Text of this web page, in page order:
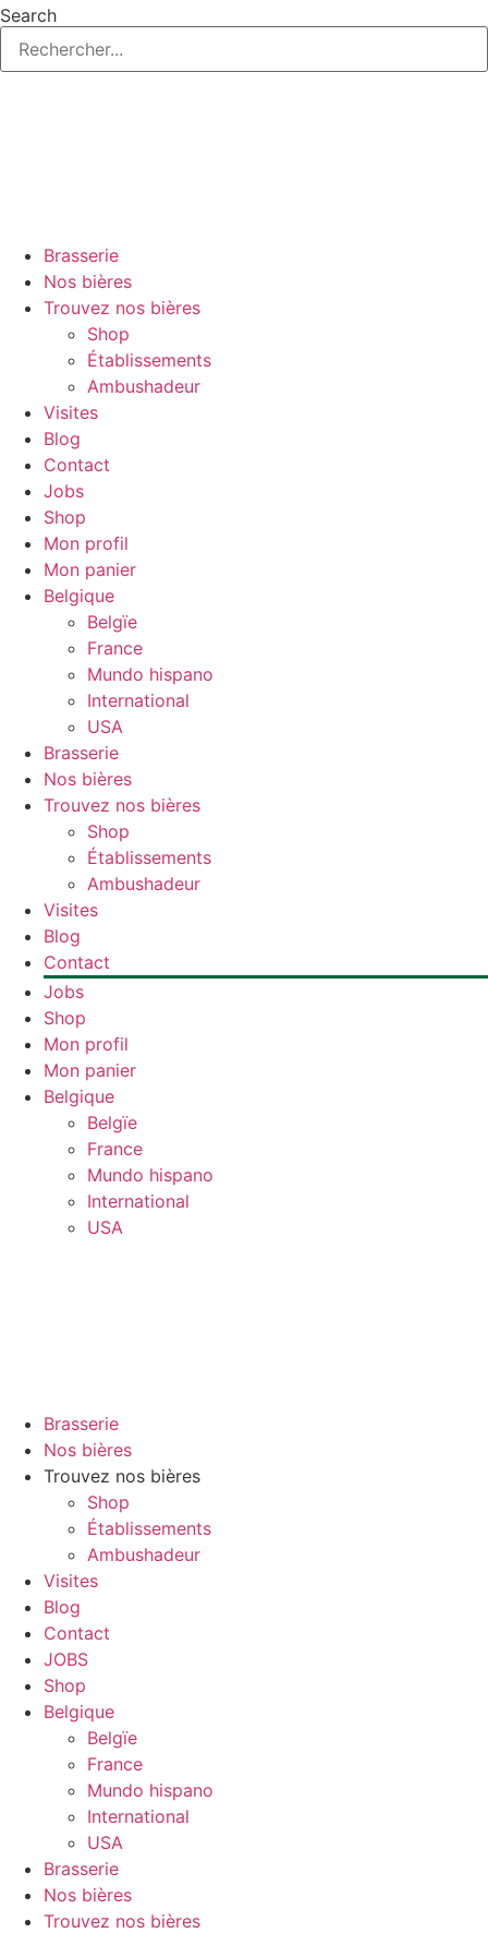
Aller
contenu
Search
Brasserie
Nos bières
Trouvez nos bières
Shop
Établissements
Ambushadeur
Visites
Blog
Contact
Jobs
Shop
Mon profil
Mon panier
Belgique
Belgïe
France
Mundo hispano
International
USA
Brasserie
Nos bières
Trouvez nos bières
Shop
Établissements
Ambushadeur
Visites
Blog
Contact
Jobs
Shop
Mon profil
Mon panier
Belgique
Belgïe
France
Mundo hispano
International
USA
Brasserie
Nos bières
Trouvez nos bières
Shop
Établissements
Ambushadeur
Visites
Blog
Contact
JOBS
Shop
Belgique
Belgïe
France
Mundo hispano
International
USA
Brasserie
Nos bières
Trouvez nos bières